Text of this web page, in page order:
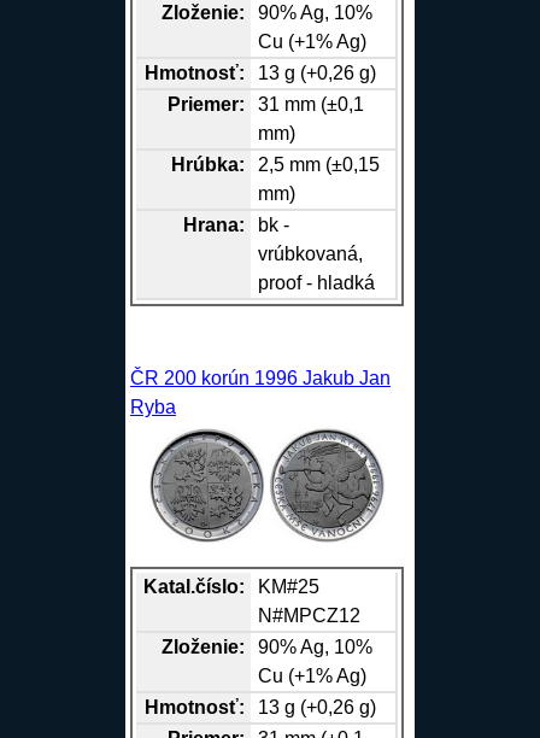
Zloženie:
90%Ag, 10%
Cu (+1%Ag)
Hmotnosť:
13 g (+0,26 g)
Priemer:
31 mm (±0,1
mm)
Hrúbka:
2,5 mm (±0,15
mm)
Hrana:
bk -
vrúbkovaná,
proof - hladká
ČR 200 korún 1996 Jakub Jan
Ryba
Katal.číslo:
KM#25
N#MPCZ12
Zloženie:
90%Ag, 10%
Cu (+1%Ag)
Hmotnosť:
13 g (+0,26 g)